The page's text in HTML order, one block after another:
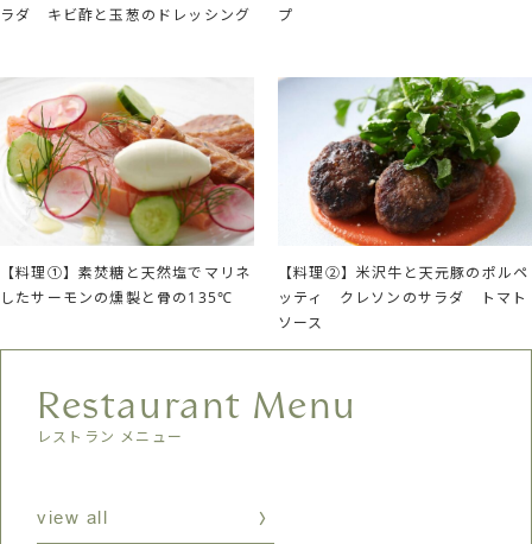
ラダ キビ酢と玉葱のドレッシング
プ
【料理①】素焚糖と天然塩でマリネ
したサーモンの燻製と骨の135℃
【料理②】米沢牛と天元豚のポルペ
ッティ クレソンのサラダ トマト
ソース
レストラン メニュー
Restaurant Menu
view all